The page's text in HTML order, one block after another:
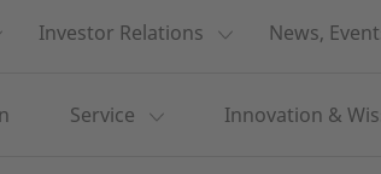
Investor Relations News,
Service Innovation &